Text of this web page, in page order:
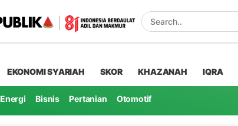
EKONOMI SYARIAH SKOR KHAZANAH IQRA
Energi Bisnis Pertanian Otomotif